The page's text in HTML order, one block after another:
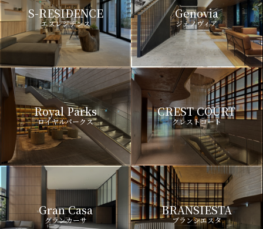
S-RESIDENCE
エスレジデンス
Genovia
ジェノヴィア
Royal Parks
ロイヤルパークス
CREST COURT
クレストコート
Gran Casa
グランカーサ
BRANSIESTA
ブランシエスタ